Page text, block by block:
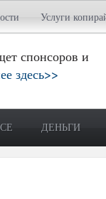
Услуги
спонсоров и
здесь>>
ДЕНЬГИ